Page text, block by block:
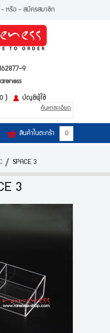
- หรือ - สมัครสมาชิก
9
) บัญชีผู้ใช้
สินค้าในตะกร้า 0
ค้นหาละเอียด
SPACE 3
3